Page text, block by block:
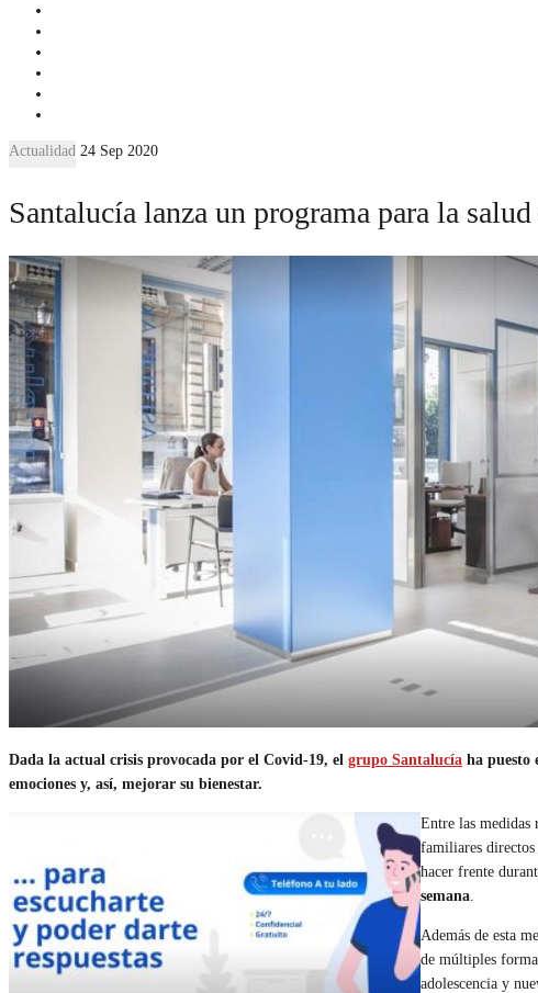
Actualidad 24 Sep 2020
Santalucía lanza un programa para la
Dada la actual crisis provocada por el Covid-19, el grupo Santalucía ha puesto
emociones y, así, mejorar su bienestar.
Entre las medidas
familiares
hacer frente
semana
Además de esta
de múltiples
adolescencia y